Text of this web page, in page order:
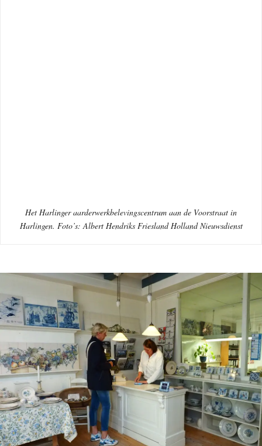
Het Harlinger aarderwerkbelevingscentrum aan de Voorstraat in
Harlingen. Foto’s: Albert Hendriks Friesland Holland Nieuwsdienst